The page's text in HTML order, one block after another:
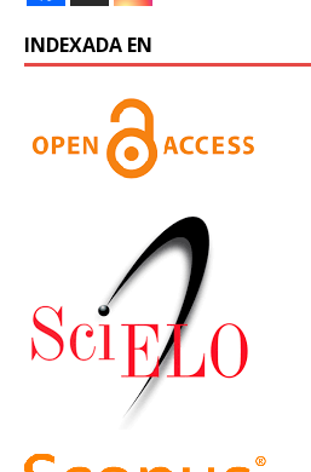
INDEXADA EN